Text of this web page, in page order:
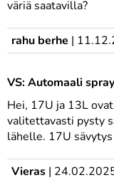
väriä saatavilla?
rahu berhe |
VS: Automaali
Hei, 17U ja 13L
valitettavasti pysty
lähelle. 17U
Vieras |